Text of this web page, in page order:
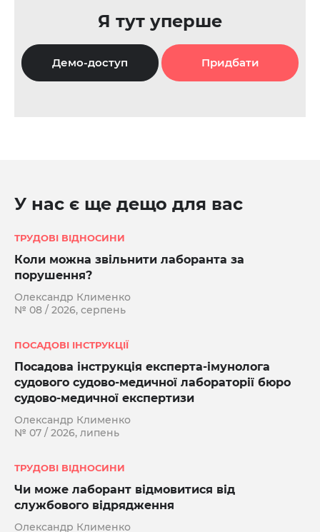
Я тут уперше
Демо-доступ Придбати
У нас є ще дещо для вас
ТРУДОВІ ВІДНОСИНИ
Коли можна звільнити лаборанта за
порушення?
Олександр Клименко
№ 08 / 2026, серпень
ПОСАДОВІ ІНСТРУКЦІЇ
Посадова інструкція експерта-імунолога
судового судово-медичної лабораторії бюро
судово-медичної експертизи
Олександр Клименко
№ 07 / 2026, липень
ТРУДОВІ ВІДНОСИНИ
Чи може лаборант відмовитися від
службового відрядження
Олександр Клименко